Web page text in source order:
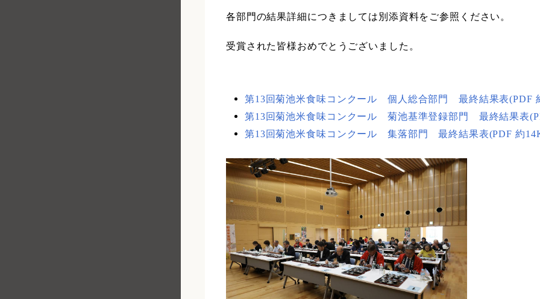
各部門の結果詳細につきましては別添資料をご参照ください。
受賞された皆様おめでとうございました。
第13回菊池米食味コンクール 個人総合部門 最終結果表(PDF
第13回菊池米食味コンクール 菊池基準登録部門 最終結果表
第13回菊池米食味コンクール 集落部門 最終結果表(PDF 約